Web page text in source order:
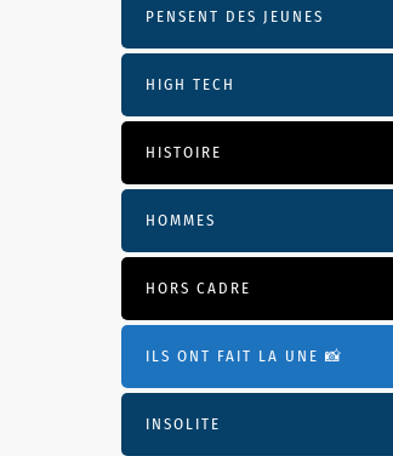
PENSENT DES JEUNES
HIGH TECH
HISTOIRE
HOMMES
HORS CADRE
ILS ONT FAIT LA UNE 📸
INSOLITE